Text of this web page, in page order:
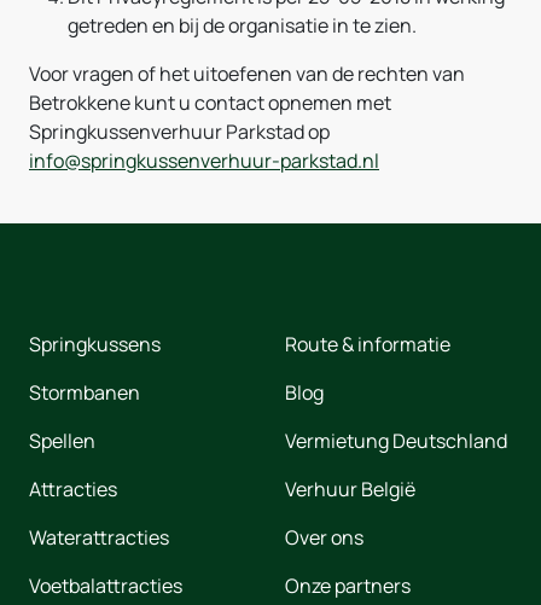
getreden en bij de organisatie in te zien.
Voor vragen of het uitoefenen van de rechten van
Betrokkene kunt u contact opnemen met
Springkussenverhuur Parkstad op
info@springkussenverhuur-parkstad.nl
Springkussens
Stormbanen
Spellen
Attracties
Waterattracties
Voetbalattracties
Route & informatie
Blog
Vermietung Deutschland
Verhuur België
Over ons
Onze partners